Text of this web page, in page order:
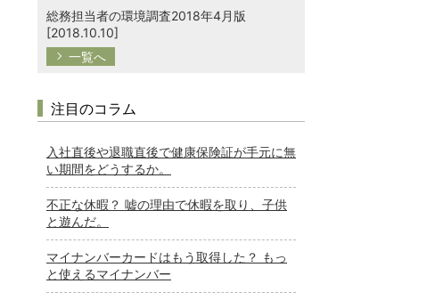
総務担当者の環境調査2018年4月版
[2018.10.10]
一覧へ
注目のコラム
入社直後や退職直後で健康保険証が手元に無
い期間をどうするか。
不正な休暇？ 嘘の理由で休暇を取り、子供
と遊んだ。
マイナンバーカードはもう取得した？ もっ
と使えるマイナンバー